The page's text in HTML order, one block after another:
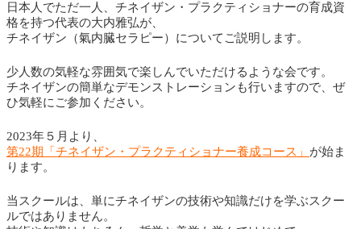
日本人でただ一人、チネイザン・プラクティショナーの育成資
格を持つ代表の大内雅弘が、
チネイザン（氣内臓セラピー）についてご説明します。
少人数の気軽な雰囲気で楽しんでいただけるような会です。
チネイザンの簡単なデモンストレーションも行いますので、ぜ
ひ気軽にご参加ください。
2023年５月より、
第22期「チネイザン・プラクティショナー養成コース」 が始ま
ります。
当スクールは、単にチネイザンの技術や知識だけを学ぶスクー
ルではありません。